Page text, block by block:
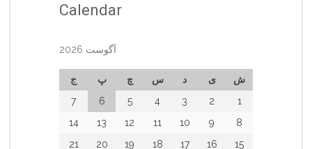
Calendar
آگوست 2026
ش ی د س چ پ
ج
1
2
3
4
5
6
7
8
9
10
11
12
13
14
15
16
17
18
19
20
21